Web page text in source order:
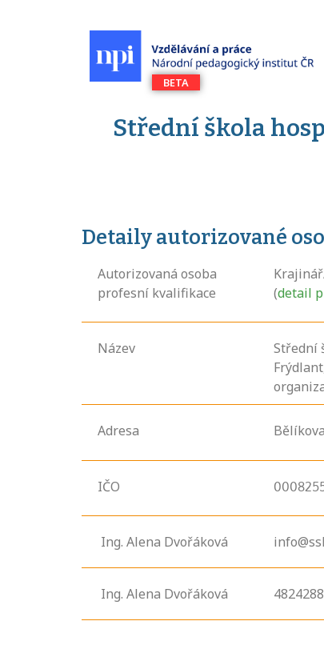
Střední škola
Detaily autorizované
Autorizovaná osoba
profesní kvalifikace
(detail
Název
Střední
Adresa Bělíkova
IČO
Ing. Alena Dvořáková
Ing. Alena Dvořáková